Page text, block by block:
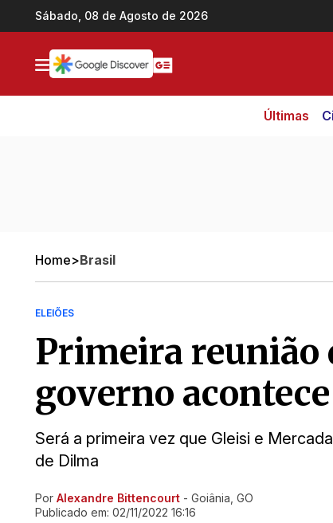
Ir direto pro conteúdo
Sábado, 08 de Agosto de 2026
Últimas
Home>Brasil
ELEIÕES
Primeira reunião
governo
Será a primeira vez que Gleisi e
de Dilma
Ir direto pra matéria
Por Alexandre Bittencourt - Goiânia, GO
Publicado em: 02/11/2022 16:16